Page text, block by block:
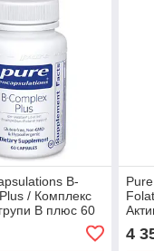
B-
/ Комплекс
групи B плюс 60
B6 -
4